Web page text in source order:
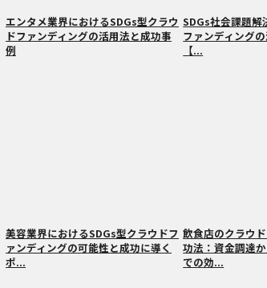
エンタメ業界におけるSDGs型クラウ
ドファンディングの活用法と成功事
例
SDGs社会課題解
ファンディング
【...
美容業界におけるSDGs型クラウドフ
ァンディングの可能性と成功に導く
ポ...
飲食店のクラウ
功法：資金調達
での効...